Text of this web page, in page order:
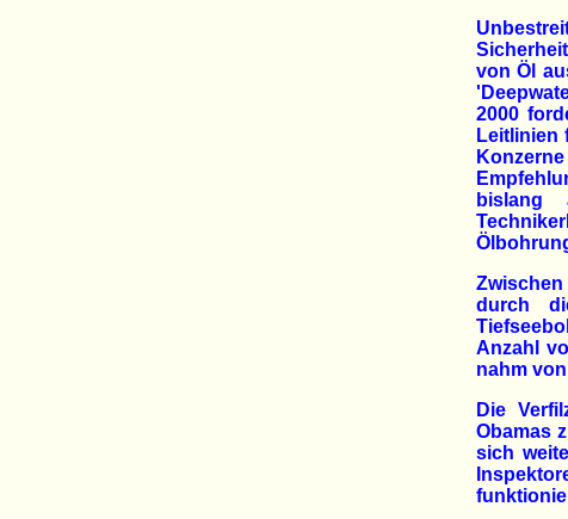
von Öl
2000
Leitlinien
bislang
durch
Anzahl
nahm
Die
Obamas
sich